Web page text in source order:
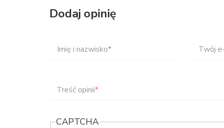
Dodaj opinię
Imię i nazwisko* Twój
Treść opinii*
CAPTCHA